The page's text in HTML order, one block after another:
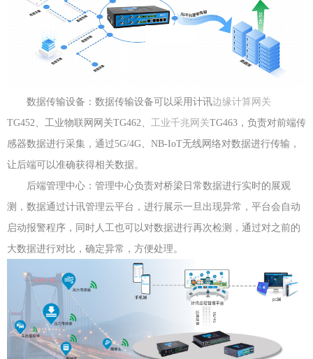
数据传输设备：数据传输设备可以采用计讯边缘计算网关
TG452、工业物联网网关TG462、 工业千兆网关TG463，负责对前端传
感器数据进行采集，通过5G/4G、NB-IoT无线网络对数据进行传输，
让后端可以准确获得相关数据。
后端管理中心：管理中心负责对桥梁日常数据进行实时的展观
测，数据通过计讯管理云平台，进行展示一旦出现异常，平台会自动
启动报警程序，同时人工也可以对数据进行再次检测，通过对之前的
大数据进行对比，确定异常，方便处理。